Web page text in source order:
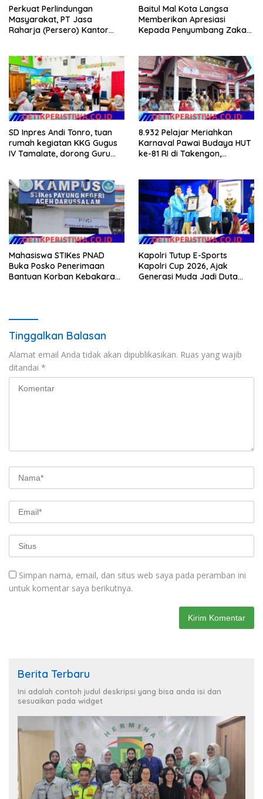
Perkuat Perlindungan
Masyarakat, PT Jasa
Raharja (Persero) Kantor
Baitul Mal Kota Langsa
Memberikan Apresiasi
Kepada Penyumbang Zakat
SD Inpres Andi Tonro, tuan
rumah kegiatan KKG Gugus
IV Tamalate, dorong Guru
8.932 Pelajar Meriahkan
Karnaval Pawai Budaya HUT
ke-81 RI di Takengon,
Mahasiswa STIKes PNAD
Buka Posko Penerimaan
Bantuan Korban Kebakaran
Kapolri Tutup E-Sports
Kapolri Cup 2026, Ajak
Generasi Muda Jadi Duta
Tinggalkan Balasan
Alamat email Anda tidak akan dipublikasikan. Ruas yang wajib
ditandai *
Simpan nama, email, dan situs web saya pada peramban ini
untuk komentar saya berikutnya.
Berita Terbaru
Ini adalah contoh judul deskripsi yang bisa anda isi dan
sesuaikan pada widget